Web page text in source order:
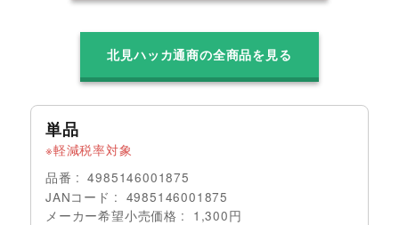
北見ハッカ通商の全商品を見る
単品
軽減税率対象
品番
4985146001875
JANコード
4985146001875
メーカー希望小売価格
1,300円